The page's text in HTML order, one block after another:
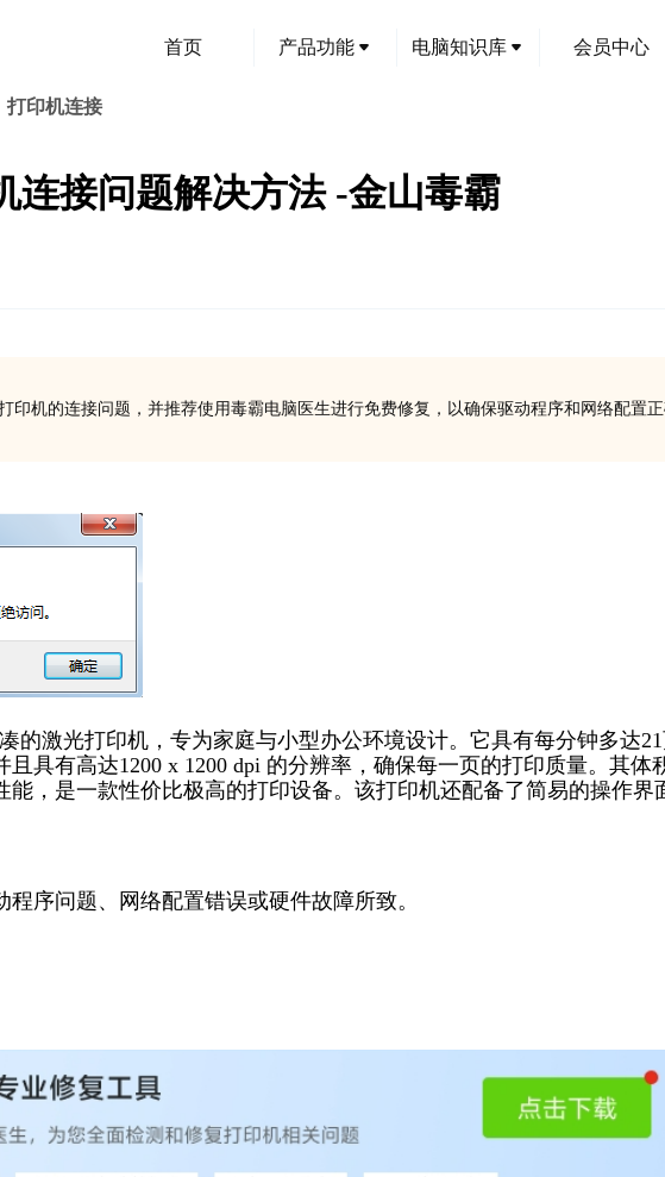
首页 产品功能 电脑知识库 会员中心
打印机连接
连接问题解决方法 -金山毒霸
印机的连接问题，并推荐使用毒霸电脑医生进行免费修复，以确保驱动程序和网络配置正
的激光打印机，专为家庭与小型办公环境设计。它具有每分钟多达
具有高达1200 x 1200 dpi 的分辨率，确保每一页的打印质量。其体
能，是一款性价比极高的打印设备。该打印机还配备了简易的操作界
序问题、网络配置错误或硬件故障所致。